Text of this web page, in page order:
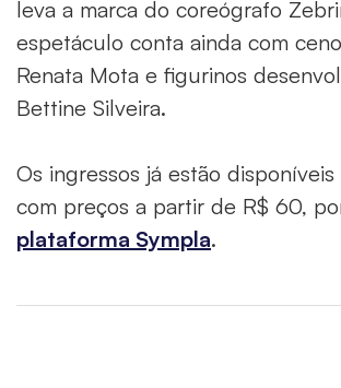
leva a marca do coreógrafo
espetáculo conta ainda com
Renata Mota e figurinos
Bettine Silveira.
Os ingressos já estão
com preços a partir de R$ 60,
plataforma Sympla.